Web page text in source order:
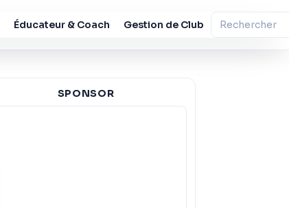
Éducateur & Coach Gestion de Club
SPONSOR